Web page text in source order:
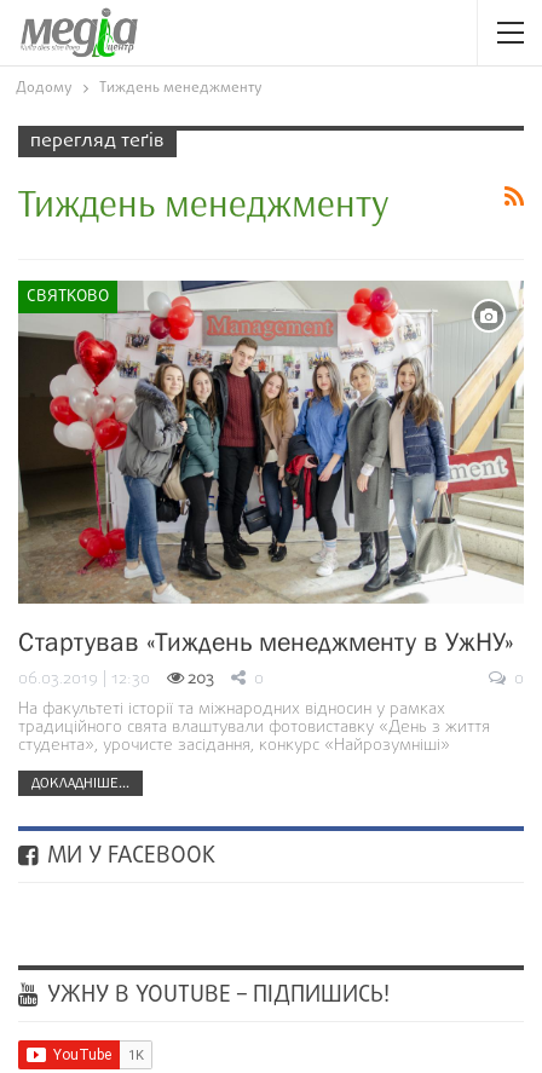
Додому Тиждень менеджменту
перегляд теґів
Тиждень менеджменту
СВЯТКОВО
Стартував «Тиждень менеджменту в УжНУ»
06.03.2019 | 12:30 203 0
0
На факультеті історії та міжнародних відносин у рамках
традиційного свята влаштували фотовиставку «День з життя
студента», урочисте засідання, конкурс «Найрозумніші»
ДОКЛАДНІШЕ...
МИ У FACEBOOK
УЖНУ В YOUTUBE – ПІДПИШИСЬ!